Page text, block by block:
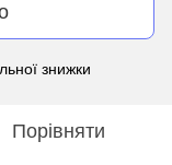
знижки
Порівняти